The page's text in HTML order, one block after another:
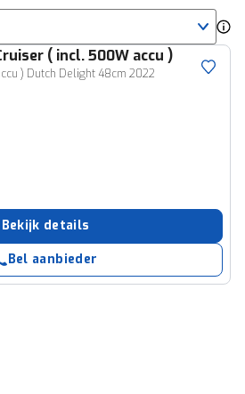
( incl. 500W accu )
) Dutch Delight 48cm 2022
Bekijk details
Bel aanbieder